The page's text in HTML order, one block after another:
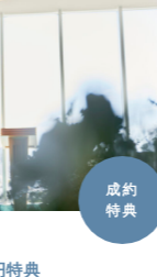
成約
特典